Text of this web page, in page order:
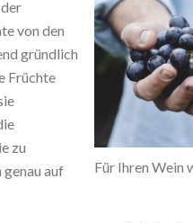
Für Ihren Wein
von den
gründlich
Früchte
zu
genau auf